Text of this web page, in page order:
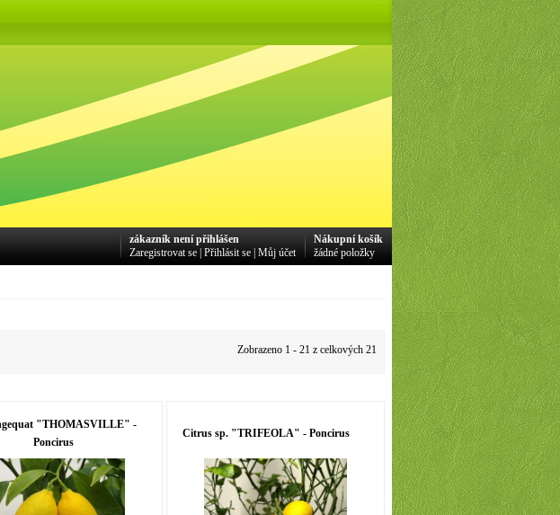
Zobrazeno 1 - 21 z celkových 21
"THOMASVILLE" -
Poncirus
Citrus sp. "TRIFEOLA" - Poncirus
Nákupní košík
žádné položky
zákazník není přihlášen
Zaregistrovat se Přihlásit se Můj účet